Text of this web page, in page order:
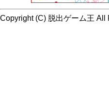
Copyright (C) 脱出ゲーム王 All